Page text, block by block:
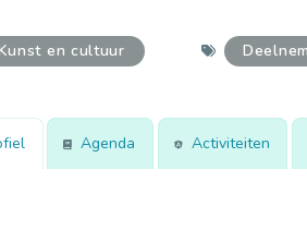
en cultuur
Agenda Activiteiten